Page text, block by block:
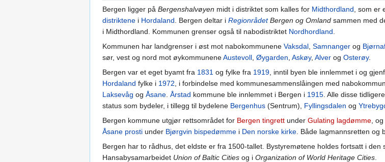
Bergen ligger på Bergenshalvøyen midt i distriktet som kalles for Midthordland , som er
distriktene i Hordaland . Bergen deltar i RegionrådetBergen og Omland sammen med
i Midthordland. Kommunen grenser også til nabodistriktet Nordhordland
Kommunen har landgrenser i øst mot nabokommunene Vaksdal Samnanger og
sør, vest og nord mot øykommuneneAustevoll Øygarden Askøy, Alver og Osterøy.
Bergen var et eget byamt fra 1831 og fylke fra 1919 , inntil byen ble innlemmet i og
Hordaland fylke i 1972 , i forbindelse med kommunesammenslåingen med
Laksevåg og Åsane Årstad kommune ble innlemmet i Bergen i 1915 . Alle disse
status som bydeler, i tillegg til bydelene Bergenhus (Sentrum), Fyllingsdalen og
Bergen kommune utgjør rettsområdet for Bergen tingrett under Gulating lagdømme ,
Åsane prosti under Bjørgvin bispedømme i Den norske kirke . Både lagmannsretten og
Bergen har to rådhus, det eldste er fra 1500-tallet. Bystyremøtene holdes fortsatt i
Hansabysamarbeidet Union of Baltic Cities og i Organization of World Heritage Cities